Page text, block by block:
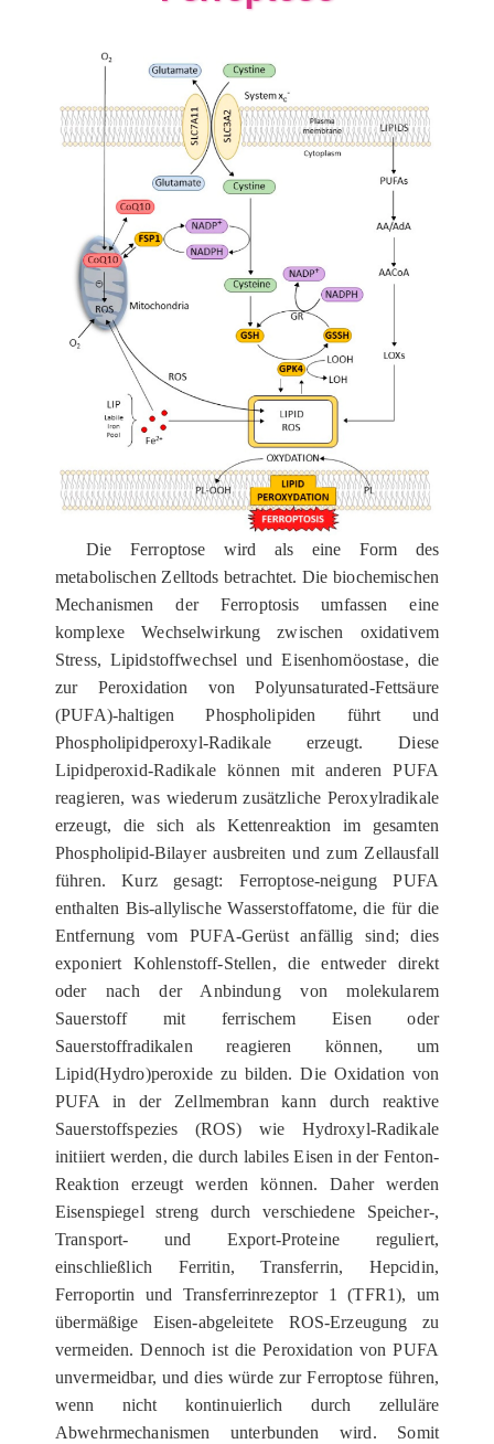
Die Ferroptose wird als eine Form des
metabolischen Zelltods betrachtet. Die biochemischen
Mechanismen der Ferroptosis umfassen eine
komplexe Wechselwirkung zwischen oxidativem
Stress, Lipidstoffwechsel und Eisenhomöostase, die
zur Peroxidation von Polyunsaturated-Fettsäure
(PUFA)-haltigen Phospholipiden führt und
Phospholipidperoxyl-Radikale erzeugt. Diese
Lipidperoxid-Radikale können mit anderen PUFA
reagieren, was wiederum zusätzliche Peroxylradikale
erzeugt, die sich als Kettenreaktion im gesamten
Phospholipid-Bilayer ausbreiten und zum Zellausfall
führen. Kurz gesagt: Ferroptose-neigung PUFA
enthalten Bis-allylische Wasserstoffatome, die für die
Entfernung vom PUFA-Gerüst anfällig sind; dies
exponiert Kohlenstoff-Stellen, die entweder direkt
oder nach der Anbindung von molekularem
Sauerstoff mit ferrischem Eisen oder
Sauerstoffradikalen reagieren können, um
Lipid(Hydro)peroxide zu bilden. Die Oxidation von
PUFA in der Zellmembran kann durch reaktive
Sauerstoffspezies (ROS) wie Hydroxyl-Radikale
initiiert werden, die durch labiles Eisen in der Fenton-
Reaktion erzeugt werden können. Daher werden
Eisenspiegel streng durch verschiedene Speicher-,
Transport- und Export-Proteine reguliert,
einschließlich Ferritin, Transferrin, Hepcidin,
Ferroportin und Transferrinrezeptor 1 (TFR1), um
übermäßige Eisen-abgeleitete ROS-Erzeugung zu
vermeiden. Dennoch ist die Peroxidation von PUFA
unvermeidbar, und dies würde zur Ferroptose führen,
wenn nicht kontinuierlich durch zelluläre
Abwehrmechanismen unterbunden wird. Somit